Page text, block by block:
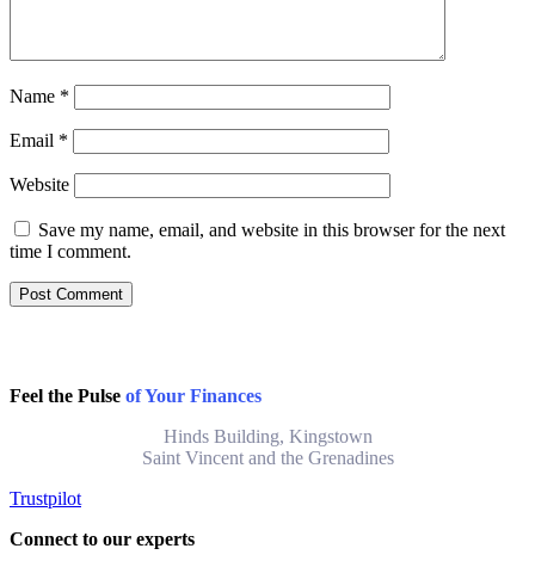
Name *
Email *
Website
Save my name, email, and website in this browser for the next
time I comment.
Feel the Pulse of Your Finances
Hinds Building, Kingstown
Saint Vincent and the Grenadines
Trustpilot
Connect to our experts